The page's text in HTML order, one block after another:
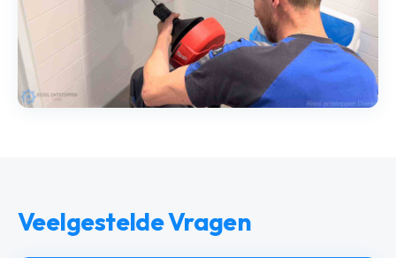
Veelgestelde Vragen